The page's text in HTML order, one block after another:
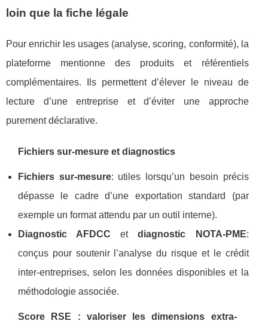
loin que la fiche légale
Pour enrichir les usages (analyse, scoring, conformité), la
plateforme mentionne des produits et référentiels
complémentaires. Ils permettent d’élever le niveau de
lecture d’une entreprise et d’éviter une approche
purement déclarative.
Fichiers sur-mesure et diagnostics
Fichiers sur-mesure: utiles lorsqu’un besoin précis
dépasse le cadre d’une exportation standard (par
exemple un format attendu par un outil interne).
Diagnostic AFDCC etdiagnostic NOTA-PME:
conçus pour soutenir l’analyse du risque et le crédit
inter-entreprises, selon les données disponibles et la
méthodologie associée.
Score RSE : valoriser les dimensions extra-